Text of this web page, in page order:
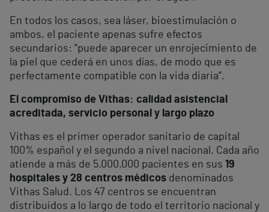
En todos los casos, sea láser, bioestimulación o
ambos, el paciente apenas sufre efectos
secundarios: “puede aparecer un enrojecimiento de
la piel que cederá en unos días, de modo que es
perfectamente compatible con la vida diaria”.
El compromiso de Vithas: calidad asistencial
acreditada, servicio personal y largo plazo
Vithas es el primer operador sanitario de capital
100% español y el segundo a nivel nacional. Cada año
atiende a más de 5.000.000 pacientes en sus 19
hospitales y 28 centros médicos denominados
Vithas Salud. Los 47 centros se encuentran
distribuidos a lo largo de todo el territorio nacional y